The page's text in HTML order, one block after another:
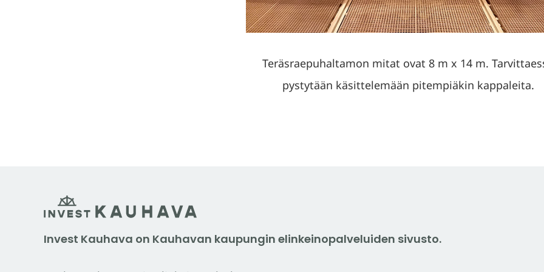
Teräsraepuhaltamon mitat ovat 8 m x 14 m.
pystytään käsittelemään pitempiäkin kappaleita.
Invest Kauhava on Kauhavan kaupungin elinkeinopalveluiden sivusto.